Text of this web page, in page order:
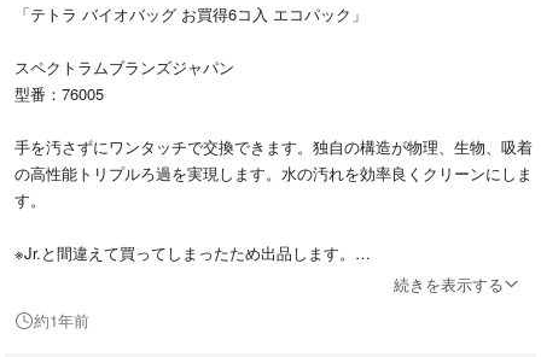
「テトラ バイオバッグ お買得6コ入 エコパック」
スペクトラムブランズジャパン
型番：76005
手を汚さずにワンタッチで交換できます。独自の構造が物理、生物、吸着
の高性能トリプルろ過を実現します。水の汚れを効率良くクリーンにしま
す。
※Jr.と間違えて買ってしまったため出品します。
以上ご理解の上、ご検討いただけますと幸いです。
続きを表示する
約1年前